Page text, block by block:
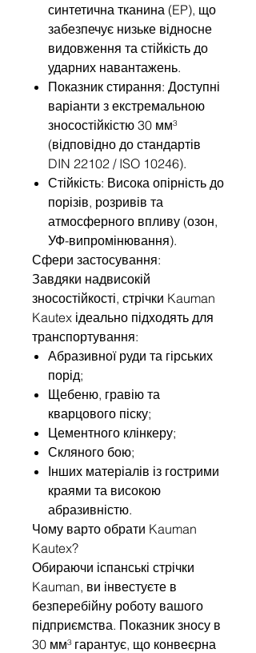
синтетична тканина (EP), що
забезпечує низьке відносне
видовження та стійкість до
ударних навантажень.
Показник стирання: Доступні
варіанти з екстремальною
зносостійкістю 30 мм³
(відповідно до стандартів
DIN 22102 / ISO 10246).
Стійкість: Висока опірність до
порізів, розривів та
атмосферного впливу (озон,
УФ-випромінювання).
Сфери застосування:
Завдяки надвисокій
зносостійкості, стрічки Kauman
Kautex ідеально підходять для
транспортування:
Абразивної руди та гірських
порід;
Щебеню, гравію та
кварцового піску;
Цементного клінкеру;
Скляного бою;
Інших матеріалів із гострими
краями та високою
абразивністю.
Чому варто обрати Kauman
Kautex?
Обираючи іспанські стрічки
Kauman, ви інвестуєте в
безперебійну роботу вашого
підприємства. Показник зносу в
30 мм³ гарантує, що конвеєрна